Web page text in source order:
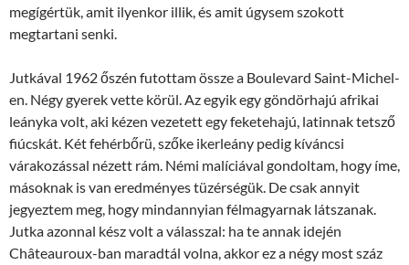
megígértük, amit ilyenkor illik, és amit úgysem szokott
megtartani senki.
Jutkával 1962 őszén futottam össze a Boulevard Saint-Michel-
en. Négy gyerek vette körül. Az egyik egy göndörhajú afrikai
leányka volt, aki kézen vezetett egy feketehajú, latinnak tetsző
fiúcskát. Két fehérbőrü, szőke ikerleány pedig kíváncsi
várakozással nézett rám. Némi malíciával gondoltam, hogy íme,
másoknak is van eredményes tüzérségük. De csak annyit
jegyeztem meg, hogy mindannyian félmagyarnak látszanak.
Jutka azonnal kész volt a válasszal: ha te annak idején
Châteauroux-ban maradtál volna, akkor ez a négy most száz